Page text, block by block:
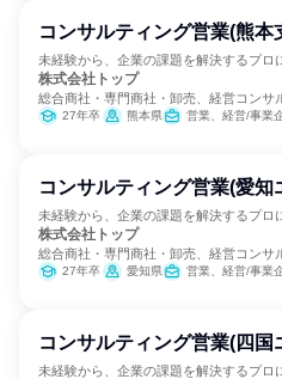
コンサルティング営業(熊本
未経験から、企業の課題を解決するプロ
株式会社トップ
総合商社・専門商社・卸売、経営コンサ
27年卒 熊本県 営業、経営/事業
コンサルティング営業(愛知
未経験から、企業の課題を解決するプロ
株式会社トップ
総合商社・専門商社・卸売、経営コンサ
27年卒 愛知県 営業、経営/事業
コンサルティング営業(四国
未経験から、企業の課題を解決するプロ